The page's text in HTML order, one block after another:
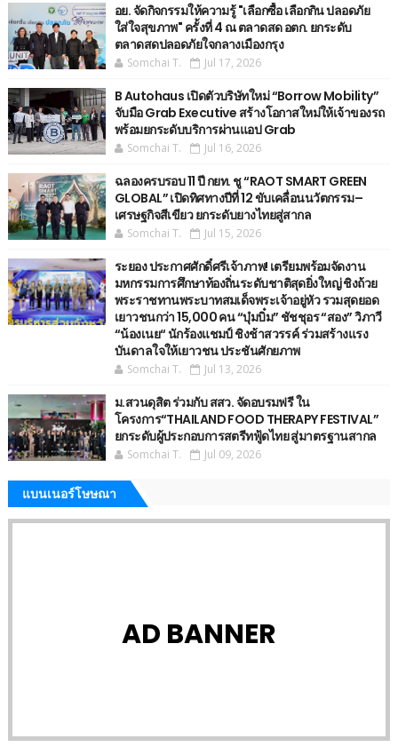
อย. จัดกิจกรรมให้ความรู้ "เลือกซื้อ เลือกกิน ปลอดภัย
ใส่ใจสุขภาพ" ครั้งที่ 4 ณ ตลาดสด อตก. ยกระดับ
ตลาดสดปลอดภัยใจกลางเมืองกรุง
Somchai T. Jul 17, 2026
B Autohaus เปิดตัวบริษัทใหม่ “Borrow Mobility”
จับมือ Grab Executive สร้างโอกาสใหม่ให้เจ้าของรถ
พร้อมยกระดับบริการผ่านแอป Grab
Somchai T. Jul 16, 2026
ฉลองครบรอบ 11 ปี กยท. ชู “RAOT SMART GREEN
GLOBAL” เปิดทิศทางปีที่ 12 ขับเคลื่อนนวัตกรรม–
เศรษฐกิจสีเขียว ยกระดับยางไทยสู่สากล
Somchai T. Jul 15, 2026
ระยอง ประกาศศักดิ์ศรีเจ้าภาพ! เตรียมพร้อมจัดงาน
มหกรรมการศึกษาท้องถิ่นระดับชาติสุดยิ่งใหญ่ ชิงถ้วย
พระราชทานพระบาทสมเด็จพระเจ้าอยู่หัว รวมสุดยอด
เยาวชนกว่า 15,000 คน “บุ๋มบิ๋ม” ชัชชุอร “สอง” วิภาวี
“น้องเนย“ นักร้องแชมป์ ชิงช้าสวรรค์ ร่วมสร้างแรง
บันดาลใจให้เยาวชน ประชันศักยภาพ
Somchai T. Jul 13, 2026
ม.สวนดุสิต ร่วมกับ สสว. จัดอบรมฟรี ใน
โครงการ“THAILAND FOOD THERAPY FESTIVAL”
ยกระดับผู้ประกอบการสตรีทฟู้ดไทย สู่มาตรฐานสากล
Somchai T. Jul 09, 2026
แบนเนอร์โษษณา
AD BANNER